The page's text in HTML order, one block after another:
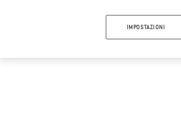
IMPOSTAZIONI